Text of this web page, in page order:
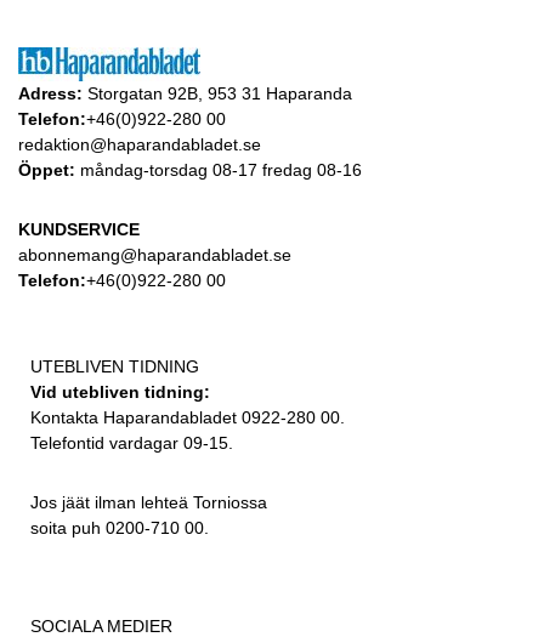
Adress: Storgatan 92B, 953 31 Haparanda
Telefon:+46(0)922-280 00
redaktion@haparandabladet.se
Öppet: måndag-torsdag 08-17 fredag 08-16
KUNDSERVICE
abonnemang@haparandabladet.se
Telefon:+46(0)922-280 00
UTEBLIVEN TIDNING
Vid utebliven tidning:
Kontakta Haparandabladet 0922-280 00.
Telefontid vardagar 09-15.
Jos jäät ilman lehteä Torniossa
soita puh 0200-710 00.
SOCIALA MEDIER